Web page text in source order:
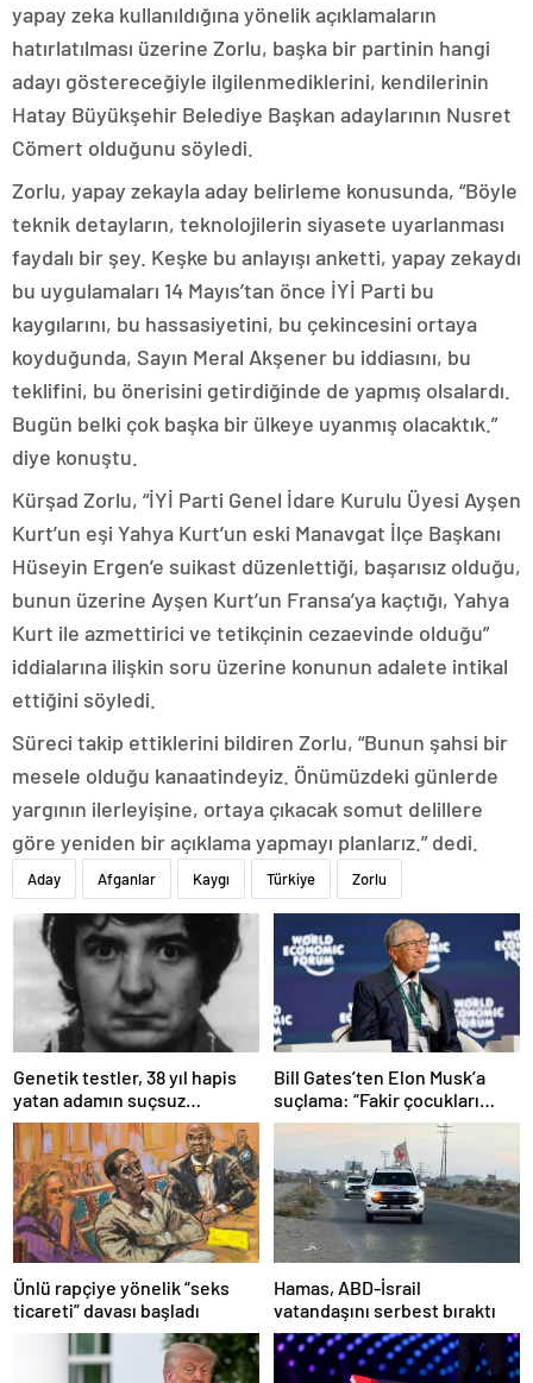
yapay zeka kullanıldığına yönelik açıklamaların
hatırlatılması üzerine Zorlu, başka bir partinin hangi
adayı göstereceğiyle ilgilenmediklerini, kendilerinin
Hatay Büyükşehir Belediye Başkan adaylarının Nusret
Cömert olduğunu söyledi.
Zorlu, yapay zekayla aday belirleme konusunda, “Böyle
teknik detayların, teknolojilerin siyasete uyarlanması
faydalı bir şey. Keşke bu anlayışı anketti, yapay zekaydı
bu uygulamaları 14 Mayıs’tan önce İYİ Parti bu
kaygılarını, bu hassasiyetini, bu çekincesini ortaya
koyduğunda, Sayın Meral Akşener bu iddiasını, bu
teklifini, bu önerisini getirdiğinde de yapmış olsalardı.
Bugün belki çok başka bir ülkeye uyanmış olacaktık.”
diye konuştu.
Kürşad Zorlu, “İYİ Parti Genel İdare Kurulu Üyesi Ayşen
Kurt’un eşi Yahya Kurt’un eski Manavgat İlçe Başkanı
Hüseyin Ergen’e suikast düzenlettiği, başarısız olduğu,
bunun üzerine Ayşen Kurt’un Fransa’ya kaçtığı, Yahya
Kurt ile azmettirici ve tetikçinin cezaevinde olduğu”
iddialarına ilişkin soru üzerine konunun adalete intikal
ettiğini söyledi.
Süreci takip ettiklerini bildiren Zorlu, “Bunun şahsi bir
mesele olduğu kanaatindeyiz. Önümüzdeki günlerde
yargının ilerleyişine, ortaya çıkacak somut delillere
göre yeniden bir açıklama yapmayı planlarız.” dedi.
Aday Afganlar Kaygı Türkiye Zorlu
Genetik testler, 38 yıl hapis
yatan adamın suçsuz
olduğunu ortaya çıkardı
Bill Gates’ten Elon Musk’a
suçlama: “Fakir çocukları
öldürdü”
Ünlü rapçiye yönelik “seks
ticareti” davası başladı
Hamas, ABD-İsrail
vatandaşını serbest bıraktı